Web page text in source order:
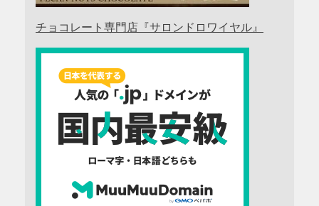
チョコレート専門店『サロンドロワイヤル』